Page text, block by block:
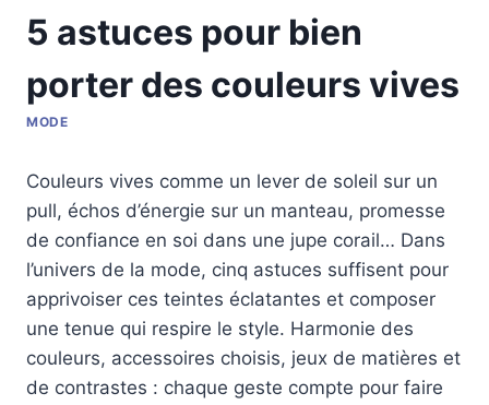
5 astuces pour bien
porter des couleurs vives
MODE
Couleurs vives comme un lever de soleil sur un
pull, échos d’énergie sur un manteau, promesse
de confiance en soi dans une jupe corail… Dans
l’univers de la mode, cinq astuces suffisent pour
apprivoiser ces teintes éclatantes et composer
une tenue qui respire le style. Harmonie des
couleurs, accessoires choisis, jeux de matières et
de contrastes : chaque geste compte pour faire